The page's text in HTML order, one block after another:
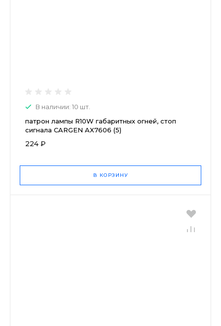
В наличии: 10 шт.
патрон лампы R10W габаритных огней, стоп
сигнала CARGEN AX7606 (5)
224 ₽
В КОРЗИНУ